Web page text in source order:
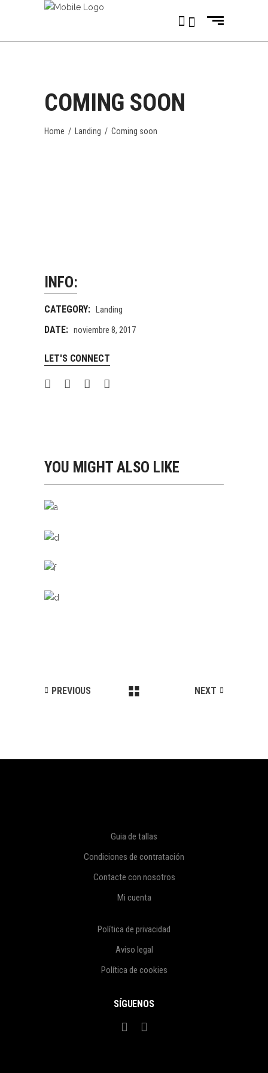
COMING SOON
Home / Landing / Coming soon
INFO:
CATEGORY: Landing
DATE: noviembre 8, 2017
LET'S CONNECT
YOU MIGHT ALSO LIKE
PREVIOUS NEXT
Guia de tallas
Condiciones de contratación
Contacte con nosotros
Mi cuenta
Política de privacidad
Aviso legal
Política de cookies
SÍGUENOS